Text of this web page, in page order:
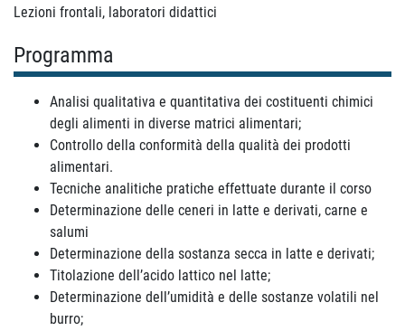
Lezioni frontali, laboratori didattici
Programma
Analisi qualitativa e quantitativa dei costituenti chimici
degli alimenti in diverse matrici alimentari;
Controllo della conformità della qualità dei prodotti
alimentari.
Tecniche analitiche pratiche effettuate durante il corso
Determinazione delle ceneri in latte e derivati, carne e
salumi
Determinazione della sostanza secca in latte e derivati;
Titolazione dell’acido lattico nel latte;
Determinazione dell’umidità e delle sostanze volatili nel
burro;